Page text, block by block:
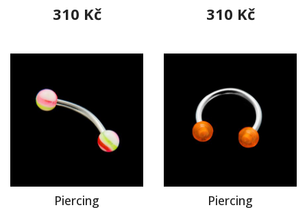
310 Kč 310 Kč
Piercing Piercing